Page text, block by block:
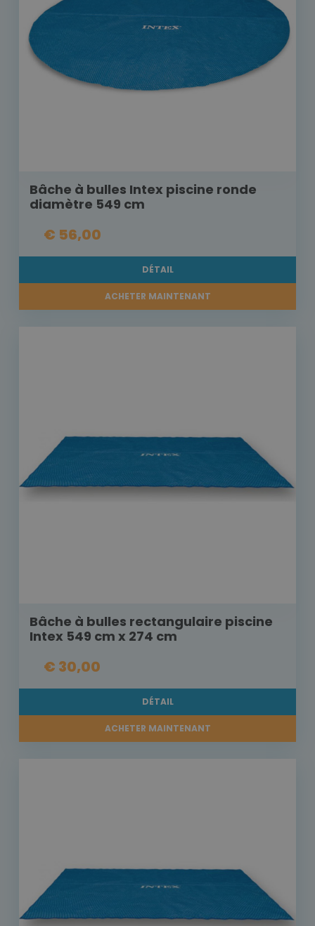
Bâche à bulles Intex piscine ronde
diamètre 549 cm
€ 56,00
DÉTAIL
ACHETER MAINTENANT
Bâche à bulles rectangulaire piscine
Intex 549 cm x 274 cm
€ 30,00
DÉTAIL
ACHETER MAINTENANT